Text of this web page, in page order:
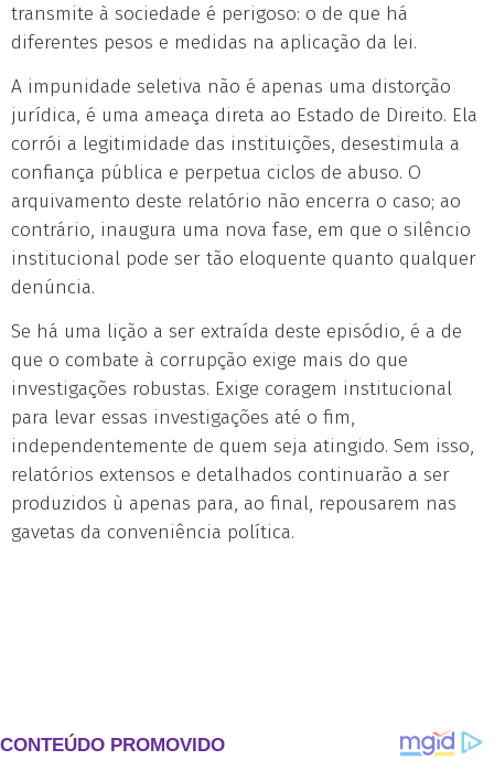
transmite à sociedade é perigoso: o de que há
diferentes pesos e medidas na aplicação da lei.
A impunidade seletiva não é apenas uma distorção
jurídica, é uma ameaça direta ao Estado de Direito. Ela
corrói a legitimidade das instituições, desestimula a
confiança pública e perpetua ciclos de abuso. O
arquivamento deste relatório não encerra o caso; ao
contrário, inaugura uma nova fase, em que o silêncio
institucional pode ser tão eloquente quanto qualquer
denúncia.
Se há uma lição a ser extraída deste episódio, é a de
que o combate à corrupção exige mais do que
investigações robustas. Exige coragem institucional
para levar essas investigações até o fim,
independentemente de quem seja atingido. Sem isso,
relatórios extensos e detalhados continuarão a ser
produzidos ù apenas para, ao final, repousarem nas
gavetas da conveniência política.